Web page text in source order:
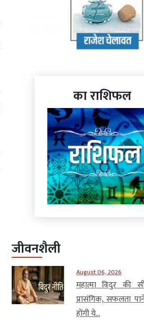
का राशिफल
जीवनशैली
August 06, 2026
महात्मा विदुर
प्रासंगिक, सफलता
होंगी ये...